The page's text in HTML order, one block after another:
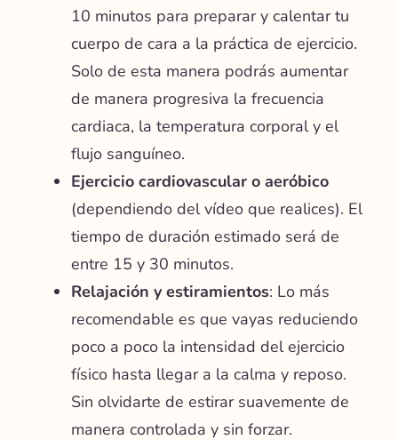
10 minutos para preparar y calentar tu
cuerpo de cara a la práctica de ejercicio.
Solo de esta manera podrás aumentar
de manera progresiva la frecuencia
cardiaca, la temperatura corporal y el
flujo sanguíneo.
Ejercicio cardiovascular o aeróbico
(dependiendo del vídeo que realices). El
tiempo de duración estimado será de
entre 15 y 30 minutos.
Relajación y estiramientos: Lo más
recomendable es que vayas reduciendo
poco a poco la intensidad del ejercicio
físico hasta llegar a la calma y reposo.
Sin olvidarte de estirar suavemente de
manera controlada y sin forzar.